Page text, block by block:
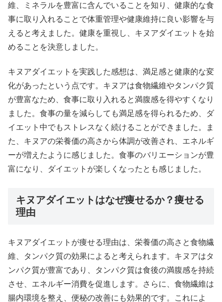
維、ミネラルを豊富に含んでいることを知り、健康的な食
事に取り入れることで体重管理や健康維持に良い影響を与
えると考えました。健康を重視し、キヌアダイエットを始
めることを決意しました。
キヌアダイエットを実践した感想は、満足感と健康的な変
化があったという点です。キヌアは食物繊維やタンパク質
が豊富なため、食事に取り入れると満腹感を得やすくなり
ました。食事の量を減らしても満足感を得られるため、ダ
イエット中でもストレスなく続けることができました。ま
た、キヌアの栄養価の高さから体調が改善され、エネルギ
ーが増えたように感じました。食事のバリエーションが豊
富になり、ダイエットが楽しくなったとも感じました。
キヌアダイエットはなぜ痩せるか？痩せる
理由
キヌアダイエットが痩せる理由は、栄養価の高さと食物繊
維、タンパク質の効果によると考えられます。キヌアはタ
ンパク質が豊富であり、タンパク質は食後の満腹感を持続
させ、エネルギー消費を促進します。さらに、食物繊維は
腸内環境を整え、便秘の改善にも効果的です。これによ